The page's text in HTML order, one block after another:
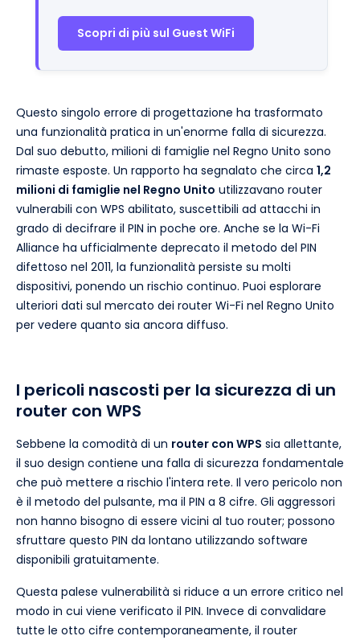
Scopri di più sul Guest WiFi
Questo singolo errore di progettazione ha trasformato
una funzionalità pratica in un'enorme falla di sicurezza.
Dal suo debutto, milioni di famiglie nel Regno Unito sono
rimaste esposte. Un rapporto ha segnalato che circa 1,2
milioni di famiglie nel Regno Unito utilizzavano router
vulnerabili con WPS abilitato, suscettibili ad attacchi in
grado di decifrare il PIN in poche ore. Anche se la Wi-Fi
Alliance ha ufficialmente deprecato il metodo del PIN
difettoso nel 2011, la funzionalità persiste su molti
dispositivi, ponendo un rischio continuo. Puoi esplorare
ulteriori dati sul mercato dei router Wi-Fi nel Regno Unito
per vedere quanto sia ancora diffuso.
I pericoli nascosti per la sicurezza di un
router con WPS
Sebbene la comodità di un router con WPS sia allettante,
il suo design contiene una falla di sicurezza fondamentale
che può mettere a rischio l'intera rete. Il vero pericolo non
è il metodo del pulsante, ma il PIN a 8 cifre. Gli aggressori
non hanno bisogno di essere vicini al tuo router; possono
sfruttare questo PIN da lontano utilizzando software
disponibili gratuitamente.
Questa palese vulnerabilità si riduce a un errore critico nel
modo in cui viene verificato il PIN. Invece di convalidare
tutte le otto cifre contemporaneamente, il router